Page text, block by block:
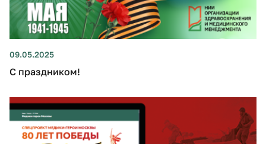
09.05.2025
С праздником!